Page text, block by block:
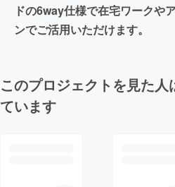
ドの6way仕様で在宅ワークや
ンでご活用いただけます。
このプロジェクトを見た
ています